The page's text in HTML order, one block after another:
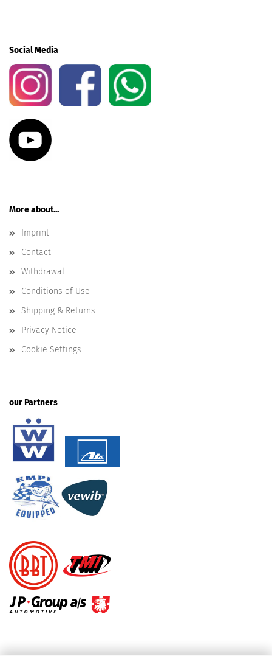
Social Media
More about...
Imprint
Contact
Withdrawal
Conditions of Use
Shipping & Returns
Privacy Notice
Cookie Settings
our Partners